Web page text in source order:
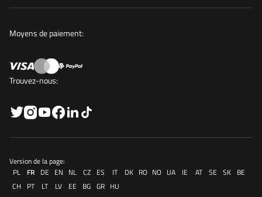
Moyens de paiement:
Trouvez-nous:
Version de la page:
PL
FR DE EN NL CZ ES IT DK RO NO UA IE AT SE SK BE
CH
PT LT LV EE BG GR HU